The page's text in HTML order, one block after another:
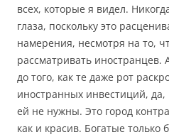
всех, которые я видел.
глаза, поскольку это
намерения, несмотря на то,
рассматривать
до того, как те даже рот
иностранных инвестиций,
ей не нужны. Это город
как и красив. Богатые только